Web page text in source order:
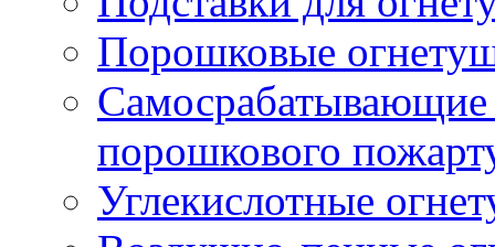
Порошковые
порошкового
Углекислотные